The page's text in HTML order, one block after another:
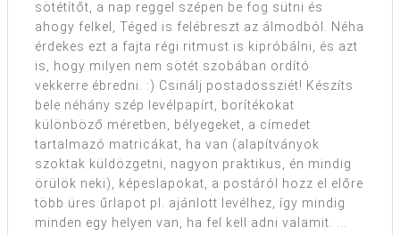
sötétítőt, a nap reggel szépen be fog sütni és
ahogy felkel, Téged is felébreszt az álmodból. Néha
érdekes ezt a fajta régi ritmust is kipróbálni, és azt
is, hogy milyen nem sötét szobában ordító
vekkerre ébredni. :) Csinálj postadossziét! Készíts
bele néhány szép levélpapírt, borítékokat
különböző méretben, bélyegeket, a címedet
tartalmazó matricákat, ha van (alapítványok
szoktak küldözgetni, nagyon praktikus, én mindig
örülök neki), képeslapokat, a postáról hozz el előre
több üres űrlapot pl. ajánlott levélhez, így mindig
minden egy helyen van, ha fel kell adni valamit. ...